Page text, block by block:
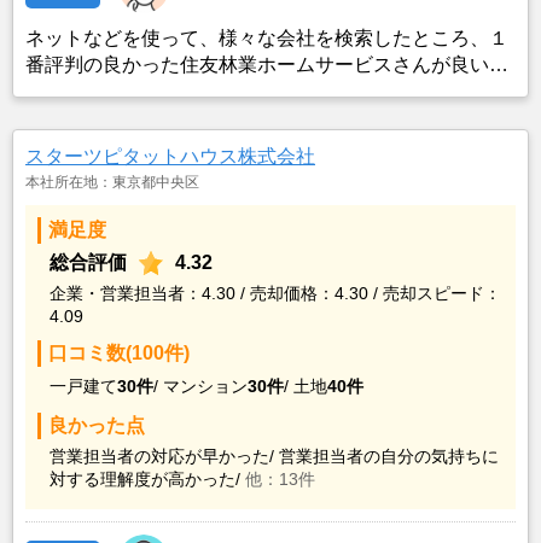
ネットなどを使って、様々な会社を検索したところ、１
番評判の良かった住友林業ホームサービスさんが良いの
イスの影響もあった。
スターツピタットハウス株式会社
本社所在地：東京都中央区
満足度
総合評価
4.32
企業・営業担当者：4.30 / 売却価格：4.30 / 売却スピード：
4.09
口コミ数(100件)
一戸建て30件/ マンション30件/ 土地40件
良かった点
営業担当者の対応が早かった/ 営業担当者の自分の気持ちに
対する理解度が高かった/ 他：13件